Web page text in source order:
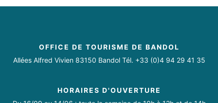
OFFICE DE TOURISME DE BANDOL
Allées Alfred Vivien 83150 Bandol Tél. +33 (0)4 94 29 41 35
HORAIRES D'OUVERTURE